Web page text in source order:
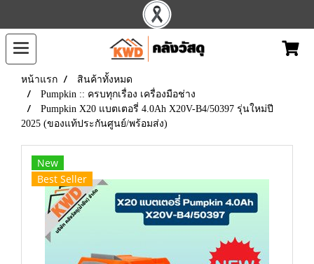
หน้าแรก
สินค้าทั้งหมด
Pumpkin :: ครบทุกเรื่อง เครื่องมือช่าง
Pumpkin X20 แบตเตอรี่ 4.0Ah X20V-B4/50397 รุ่นใหม่ปี
2025 (ของแท้ประกันศูนย์/พร้อมส่ง)
New
Best Seller